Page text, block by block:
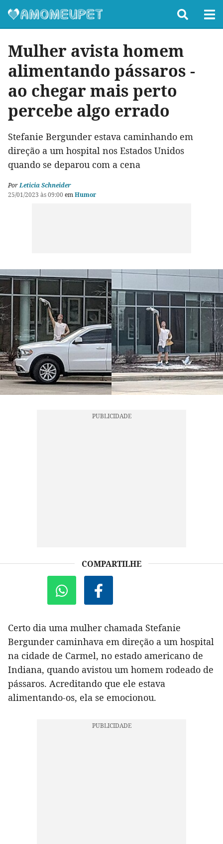
Mulher avista homem
alimentando pássaros -
ao chegar mais perto
percebe algo errado
Stefanie Bergunder estava caminhando em
direção a um hospital nos Estados Unidos
quando se deparou com a cena
PorLeticia Schneider
25/01/2023 às 09:00 emHumor
COMPARTILHE
Certo dia uma mulher chamada Stefanie
Bergunder caminhava em direção a um hospital
na cidade de Carmel, no estado americano de
Indiana, quando avistou um homem rodeado de
pássaros. Acreditando que ele estava
alimentando-os, ela se emocionou.